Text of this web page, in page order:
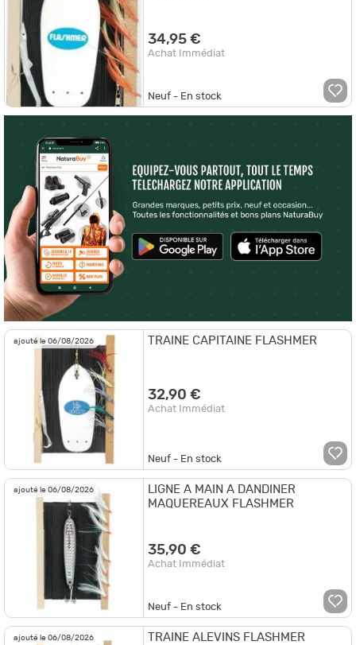
34,95 €
Achat Immédiat
Neuf - En stock
ajouté le 06/08/2026 TRAINE CAPITAINE FLASHMER
32,90 €
Achat Immédiat
Neuf - En stock
ajouté le 06/08/2026
LIGNE A MAIN A DANDINER
MAQUEREAUX FLASHMER
35,90 €
Achat Immédiat
Neuf - En stock
ajouté le 06/08/2026 TRAINE ALEVINS FLASHMER